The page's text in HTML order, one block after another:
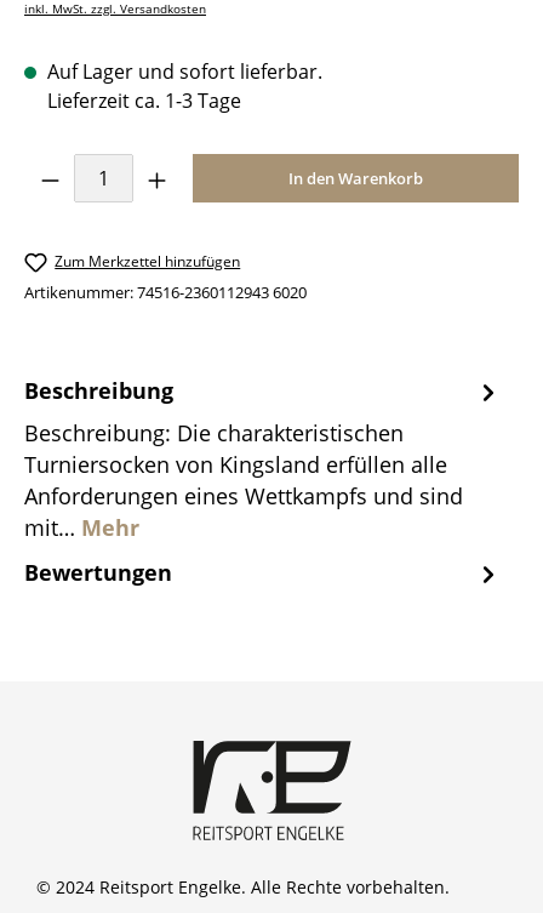
inkl. MwSt. zzgl. Versandkosten
Auf Lager und sofort lieferbar.
Lieferzeit ca. 1-3 Tage
Produkt Anzahl: Gib den gewünschten
In den Warenkorb
Zum Merkzettel hinzufügen
Artikenummer:74516-2360112943 6020
Beschreibung
Beschreibung: Die charakteristischen
Turniersocken von Kingsland erfüllen alle
Anforderungen eines Wettkampfs und sind
mit… Mehr
Bewertungen
© 2024 Reitsport Engelke. Alle Rechte vorbehalten.